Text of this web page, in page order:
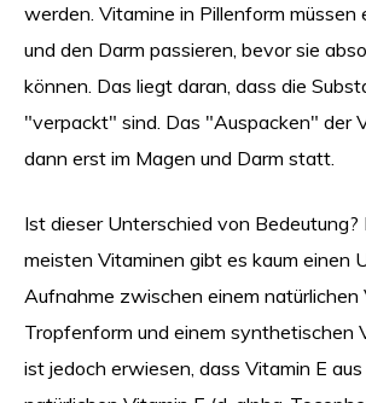
werden. Vitamine in Pillenform müssen
und den Darm passieren, bevor sie
können. Das liegt daran, dass die
"verpackt" sind. Das "Auspacken" der
dann erst im Magen und Darm statt.
Ist dieser Unterschied von Bedeutung?
meisten Vitaminen gibt es kaum einen
Aufnahme zwischen einem natürlichen
Tropfenform und einem synthetischen
ist jedoch erwiesen, dass Vitamin E aus